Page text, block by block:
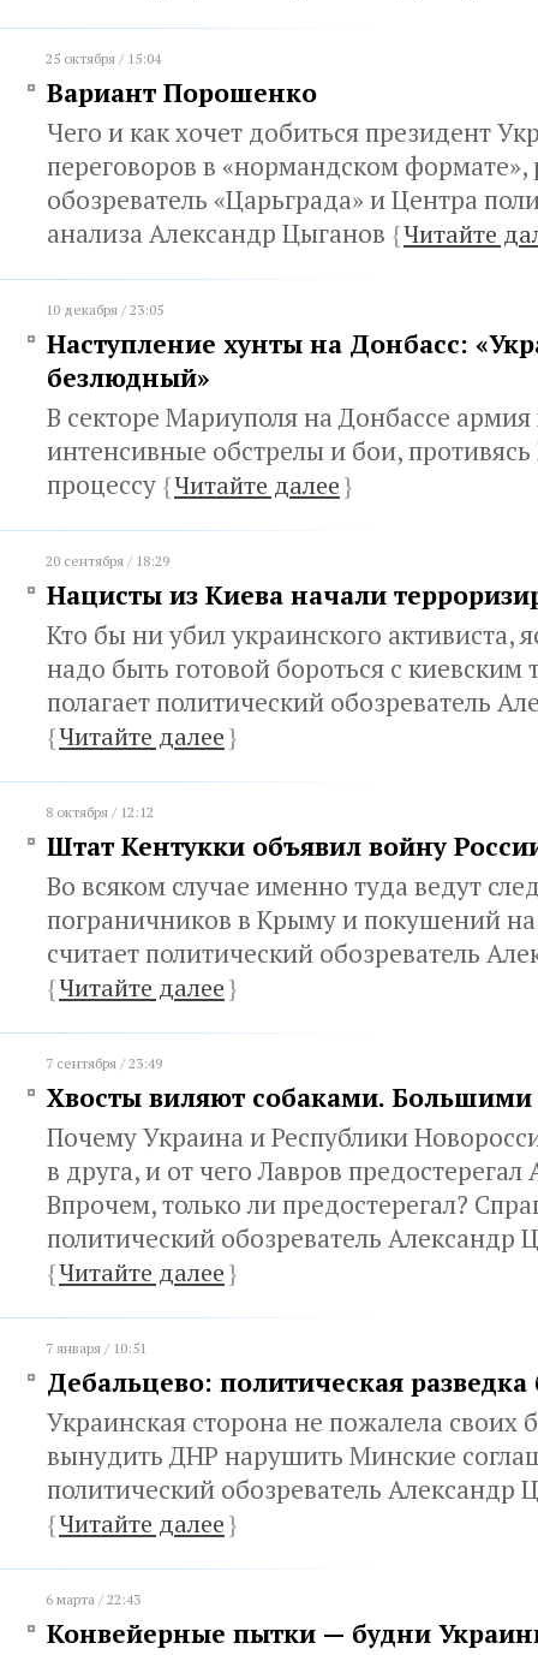
25 октября / 15:04
Вариант Порошенко
Чего и как хочет добиться президент
переговоров в «нормандском формате»,
обозреватель «Царьграда» и Центра
анализа Александр Цыганов {Читайте
10 декабря / 23:05
Наступление хунты на Донбасс:
безлюдный»
В секторе Мариуполя на Донбассе армия
интенсивные обстрелы и бои,
процессу {Читайте далее}
20 сентября / 18:29
Нацисты из Киева начали
Кто бы ни убил украинского активиста,
надо быть готовой бороться с киевским
полагает политический обозреватель
{Читайте далее}
8 октября / 12:12
Штат Кентукки объявил войну
Во всяком случае именно туда ведут
пограничников в Крыму и покушений
считает политический обозреватель
{Читайте далее}
7 сентября / 23:49
Хвосты виляют собаками. Большими
Почему Украина и Республики
в друга, и от чего Лавров предостерегал
Впрочем, только ли предостерегал?
политический обозреватель Александр
{Читайте далее}
7 января / 10:51
Дебальцево: политическая
Украинская сторона не пожалела своих
вынудить ДНР нарушить Минские
политический обозреватель Александр
{Читайте далее}
6 марта / 22:43
Конвейерные пытки — будни